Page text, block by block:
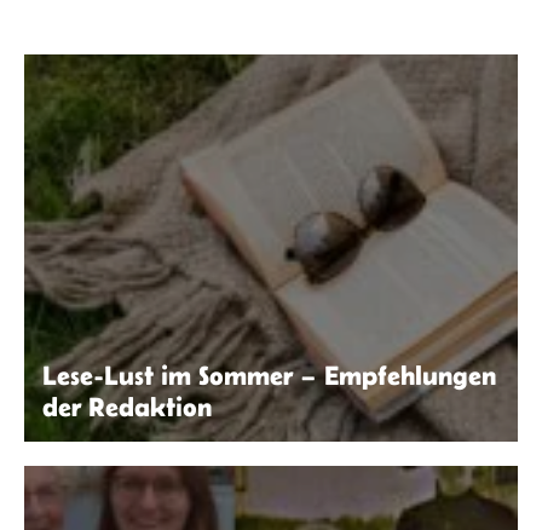
Lese-Lust im Sommer – Empfehlungen
der Redaktion